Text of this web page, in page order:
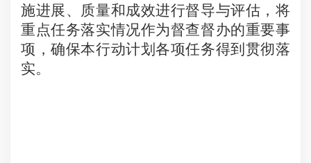
施进展、质量和成效进行督导与评估，将
重点任务落实情况作为督查督办的重要事
项，确保本行动计划各项任务得到贯彻落
实。